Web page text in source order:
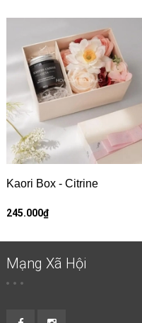
Kaori Box - Citrine
245.000₫
Mạng Xã Hội